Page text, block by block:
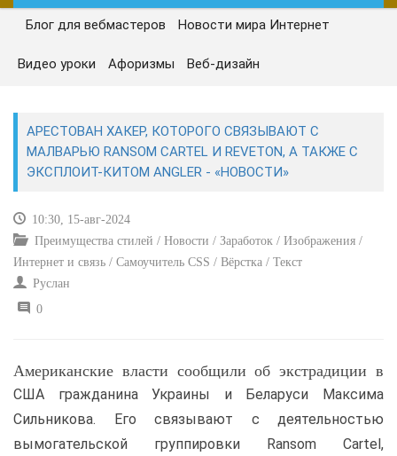
ГЛАВНАЯ
СЕГОДНЯ
ИНТЕРНЕТ И СВЯЗЬ
Блог для вебмастеров Новости мира Интернет
Видео уроки Афоризмы Веб-дизайн
АРЕСТОВАН ХАКЕР, КОТОРОГО СВЯЗЫВАЮТ С
МАЛВАРЬЮ RANSOM CARTEL И REVETON, А ТАКЖЕ С
ЭКСПЛОИТ-КИТОМ ANGLER - «НОВОСТИ»
10:30, 15-авг-2024
Преимущества стилей / Новости / Заработок / Изображения /
Интернет и связь / Самоучитель CSS / Вёрстка / Текст
Руслан
0
Американские власти сообщили об экстрадиции в
США гражданина Украины и Беларуси Максима
Сильникова. Его связывают с деятельностью
вымогательской группировки Ransom Cartel,